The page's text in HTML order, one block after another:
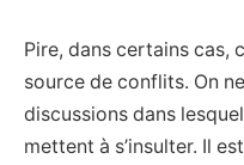
Pire, dans certains cas,
source de conflits. On
discussions dans
mettent à s’insulter. Il